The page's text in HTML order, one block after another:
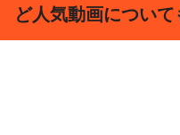
ど人気動画につい